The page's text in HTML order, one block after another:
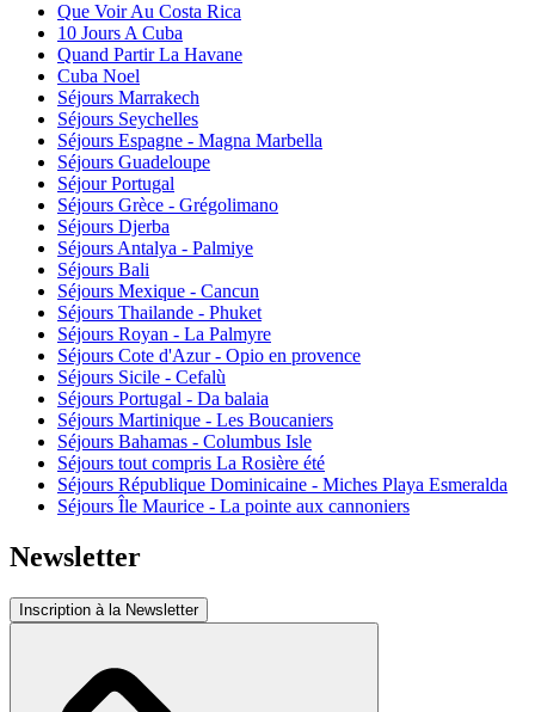
Que Voir Au Costa Rica
10 Jours A Cuba
Quand Partir La Havane
Cuba Noel
Séjours Marrakech
Séjours Seychelles
Séjours Espagne - Magna Marbella
Séjours Guadeloupe
Séjour Portugal
Séjours Grèce - Grégolimano
Séjours Djerba
Séjours Antalya - Palmiye
Séjours Bali
Séjours Mexique - Cancun
Séjours Thailande - Phuket
Séjours Royan - La Palmyre
Séjours Cote d'Azur - Opio en provence
Séjours Sicile - Cefalù
Séjours Portugal - Da balaia
Séjours Martinique - Les Boucaniers
Séjours Bahamas - Columbus Isle
Séjours tout compris La Rosière été
Séjours République Dominicaine - Miches Playa Esmeralda
Séjours Île Maurice - La pointe aux cannoniers
Newsletter
Inscription à la Newsletter